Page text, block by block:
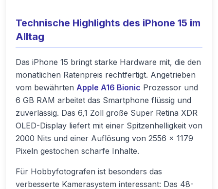
Technische Highlights des iPhone 15 im
Alltag
Das iPhone 15 bringt starke Hardware mit, die den
monatlichen Ratenpreis rechtfertigt. Angetrieben
vom bewährten Apple A16 Bionic Prozessor und
6 GB RAM arbeitet das Smartphone flüssig und
zuverlässig. Das 6,1 Zoll große Super Retina XDR
OLED-Display liefert mit einer Spitzenhelligkeit von
2000 Nits und einer Auflösung von 2556 x 1179
Pixeln gestochen scharfe Inhalte.
Für Hobbyfotografen ist besonders das
verbesserte Kamerasystem interessant: Das 48-